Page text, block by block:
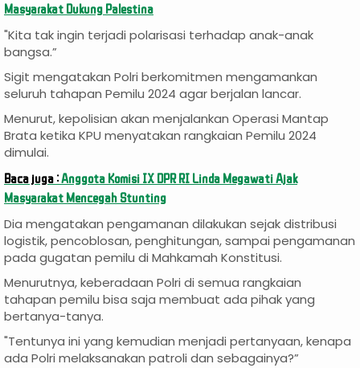
Masyarakat Dukung Palestina
"Kita tak ingin terjadi polarisasi terhadap anak-anak
bangsa.”
Sigit mengatakan Polri berkomitmen mengamankan
seluruh tahapan Pemilu 2024 agar berjalan lancar.
Menurut, kepolisian akan menjalankan Operasi Mantap
Brata ketika KPU menyatakan rangkaian Pemilu 2024
dimulai.
Baca juga :Anggota Komisi IX DPR RI Linda Megawati Ajak
Masyarakat Mencegah Stunting
Dia mengatakan pengamanan dilakukan sejak distribusi
logistik, pencoblosan, penghitungan, sampai pengamanan
pada gugatan pemilu di Mahkamah Konstitusi.
Menurutnya, keberadaan Polri di semua rangkaian
tahapan pemilu bisa saja membuat ada pihak yang
bertanya-tanya.
"Tentunya ini yang kemudian menjadi pertanyaan, kenapa
ada Polri melaksanakan patroli dan sebagainya?”